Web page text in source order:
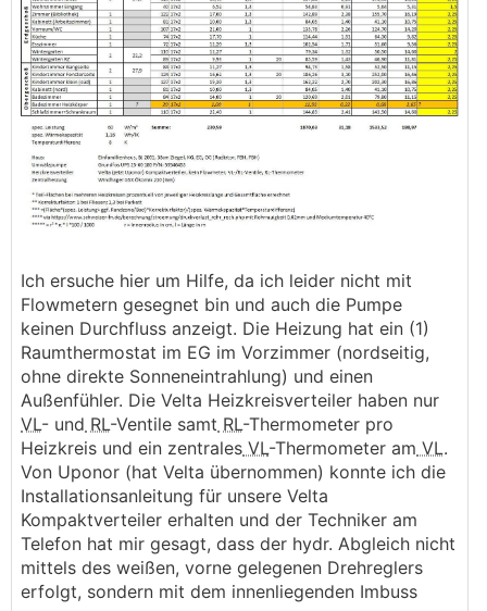
Ich ersuche hier um Hilfe, da ich leider nicht mit
Flowmetern gesegnet bin und auch die Pumpe
keinen Durchfluss anzeigt. Die Heizung hat ein (1)
Raumthermostat im EG im Vorzimmer (nordseitig,
ohne direkte Sonneneintrahlung) und einen
Außenfühler. Die Velta Heizkreisverteiler haben nur
VL- und RL-Ventile samt RL-Thermometer pro
Heizkreis und ein zentrales VL-Thermometer am VL.
Von Uponor (hat Velta übernommen) konnte ich die
Installationsanleitung für unsere Velta
Kompaktverteiler erhalten und der Techniker am
Telefon hat mir gesagt, dass der hydr. Abgleich nicht
mittels des weißen, vorne gelegenen Drehreglers
erfolgt, sondern mit dem innenliegenden Imbuss